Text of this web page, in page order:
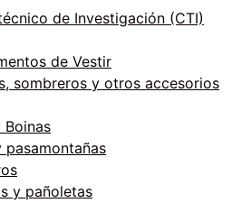
de Investigación (CTI)
de Vestir
sombreros y otros accesorios
Boinas
pasamontañas
y pañoletas